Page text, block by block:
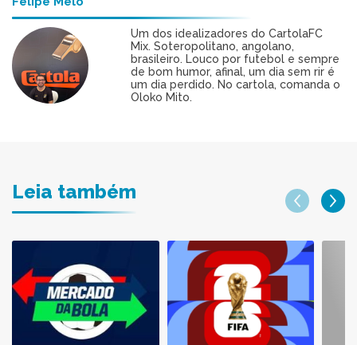
Um dos idealizadores do CartolaFC
Mix. Soteropolitano, angolano,
brasileiro. Louco por futebol e sempre
de bom humor, afinal, um dia sem rir é
um dia perdido. No cartola, comanda o
Oloko Mito.
Leia também